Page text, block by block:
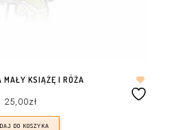
MAŁY KSIĄŻĘ I RÓŻA
25,00zł
DO KOSZYKA